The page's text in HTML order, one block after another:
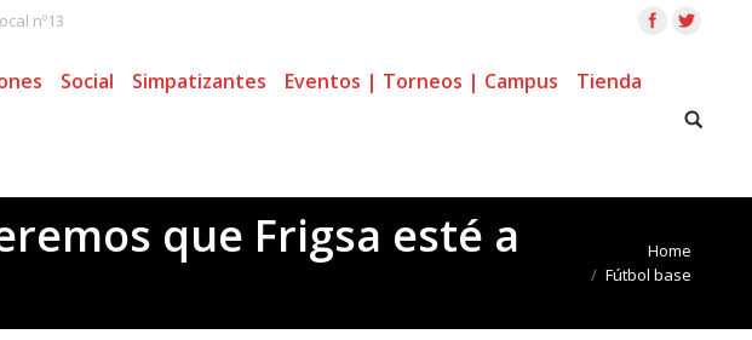
nº13
Social Simpatizantes Eventos | Torneos | Campus Tienda
que Frigsa esté a
You are here:Home
Fútbol base